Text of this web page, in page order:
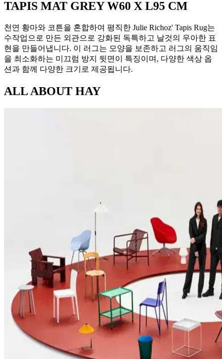
TAPIS MAT GREY W60 X L95 CM
천연 황마와 코튼을 혼합하여 평직한 Julie Richoz' Tapis Rug는
수작업으로 만든 외관으로 강화된 독특하고 날것의 우아한 표
현을 만들어냅니다. 이 러그는 모양을 보존하고 러그의 움직임
을 최소화하는 미끄럼 방지 뒷면이 특징이며, 다양한 색상 옵
션과 함께 다양한 크기로 제공됩니다.
ALL ABOUT HAY